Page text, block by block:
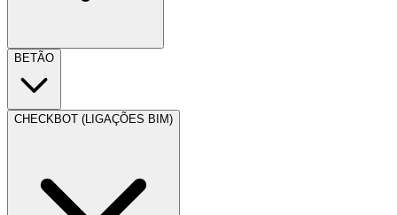
BETÃO
CHECKBOT (LIGAÇÕES BIM)